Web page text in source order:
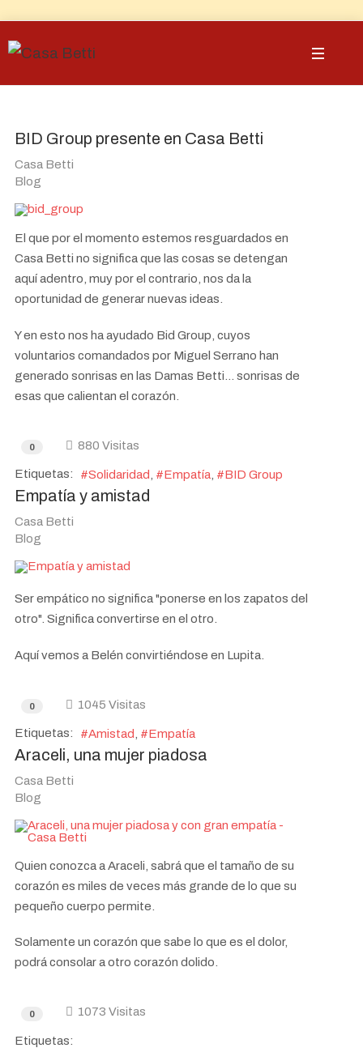
BID Group presente en Casa Betti
Casa Betti
Blog
El que por el momento estemos resguardados en
Casa Betti no significa que las cosas se detengan
aquí adentro, muy por el contrario, nos da la
oportunidad de generar nuevas ideas.
Y en esto nos ha ayudado Bid Group, cuyos
voluntarios comandados por Miguel Serrano han
generado sonrisas en las Damas Betti... sonrisas de
esas que calientan el corazón.
0 880 Visitas
Etiquetas: Solidaridad Empatía BID Group
Empatía y amistad
Casa Betti
Blog
Ser empático no significa "ponerse en los zapatos del
otro". Significa convertirse en el otro.
Aquí vemos a Belén convirtiéndose en Lupita.
0 1045 Visitas
Etiquetas: Amistad Empatía
Araceli, una mujer piadosa
Casa Betti
Blog
Quien conozca a Araceli, sabrá que el tamaño de su
corazón es miles de veces más grande de lo que su
pequeño cuerpo permite.
Solamente un corazón que sabe lo que es el dolor,
podrá consolar a otro corazón dolido.
0 1073 Visitas
Etiquetas: